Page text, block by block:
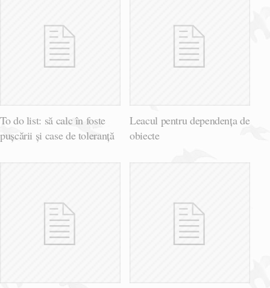
To do list: să calc în foste
pușcării și case de toleranță
Leacul pentru dependența de
obiecte